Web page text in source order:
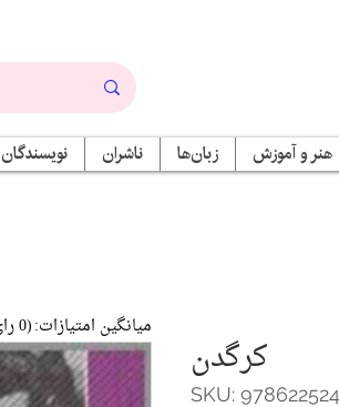
هنر و آموزش زبان‌ها ناشران نویسندگان
کرگدن
SKU:
میانگین امتیازات:(0 رای‌دهنده)